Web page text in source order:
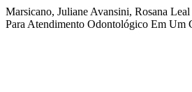
Marsicano, Juliane Avansini, Rosana
Para Atendimento Odontológico Em Um